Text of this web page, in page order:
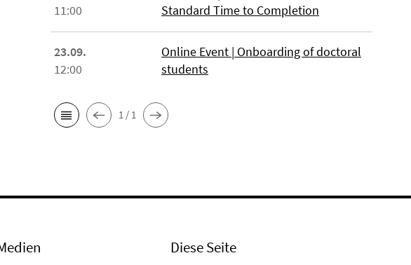
11:00
Standard Time to Completion
23.09.
12:00
Online Event | Onboarding of doctoral
students
1 / 1
Diese Seite